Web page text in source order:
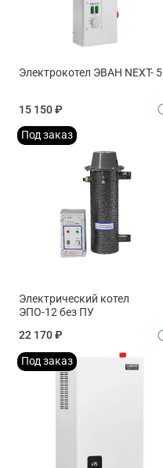
Электрокотел ЭВАН NEXT- 5
15 150 ₽
Под заказ
Электрический котел
ЭПО-12 без ПУ
22 170 ₽
Под заказ